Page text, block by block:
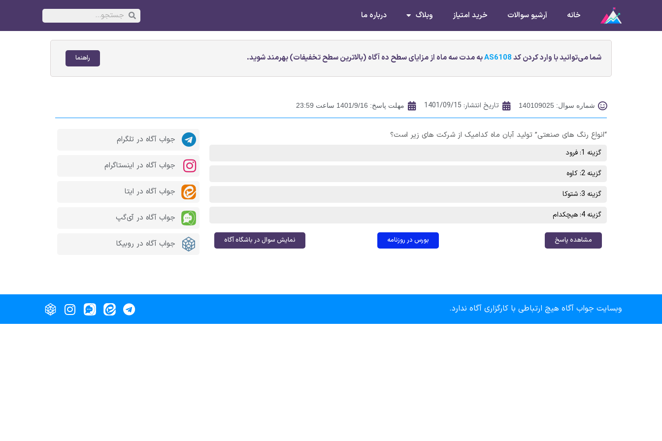
خانه آرشیو سوالات خرید امتیاز وبلاگ درباره ما
شما می‌توانید با وارد کردن کدAS6108به مدت سه ماه از مزایای سطح ده آگاه (بالاترین سطح تخفیفات) بهرمند شوید. راهنما
شماره سوال: 140109025 تاریخ انتشار: 1401/09/15 مهلت پاسخ: 1401/9/16 ساعت 23:59
“انواع رنگ های صنعتی” تولید آبان ماه کدامیک از شرکت های زیر است؟
گزینه 1: فرود
گزینه 2: کاوه
گزینه 3: شتوکا
گزینه 4: هیچکدام
مشاهده پاسخ بورس در روزنامه نمایش سوال در باشگاه آگاه
جواب آگاه در تلگرام
جواب آگاه در اینستاگرام
جواب آگاه در ایتا
جواب آگاه در آی‌گپ
جواب آگاه در روبیکا
وبسایت جواب آگاه هیچ ارتباطی با کارگزاری آگاه ندارد.